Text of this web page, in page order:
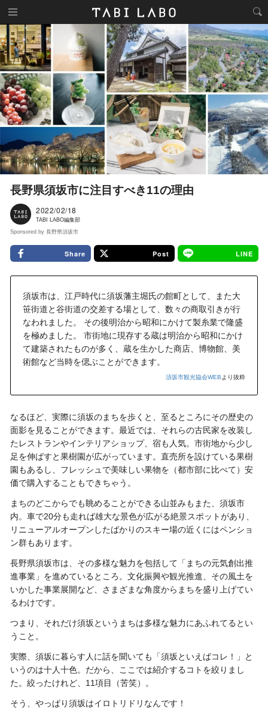
長野県須坂市に注目すべき11の理由
2022/02/18
TABI LABO編集部
Sponsored by 長野県須坂市
Share Post LINE
須坂市は、江戸時代に須坂藩主堀氏の館町として、また大
笹街道と谷街道の交差する場として、数々の商取引きが行
なわれました。 その後明治から昭和にかけて製糸業で隆盛
を極めました。 市街地に現存する蔵は明治から昭和にかけ
て建築されたものが多く、蔵を生かした商店、博物館、美
術館など当時を偲ぶことができます。
須坂市観光協会WEBより抜粋
なるほど、実際に須坂のまちを歩くと、至るところにその歴史の
面影を見ることができます。最近では、それらの古民家を改装し
たレストランやインテリアショップ、宿も人気。市街地から少し
足を伸ばすと果樹園が広がっています。直売所を設けている果樹
園もあるし、フレッシュで美味しい果物を（都市部に比べて）安
価で購入することもできちゃう。
まちのどこからでも眺めることができる山並みもまた、須坂市
内。車で20分も走れば雄大な景色が広がる絶景スポットがあり、
リニューアルオープンしたばかりのスキー場の近くにはペンショ
ン群もあります。
長野県須坂市は、その多様な魅力を包括して「まちの元気創出推
進事業」を進めているところ。文化振興や観光推進、その風土を
いかした事業展開など、さまざまな角度からまちを盛り上げてい
るわけです。
つまり、それだけ須坂というまちは多様な魅力にあふれてるとい
うこと。
実際、須坂に暮らす人に話を聞いても「須坂といえばコレ！」と
いうのは十人十色。だから、ここでは紹介するコトを絞りまし
た。絞ったけれど、11項目（苦笑）。
そう、やっぱり須坂はイロトリドリなんです！